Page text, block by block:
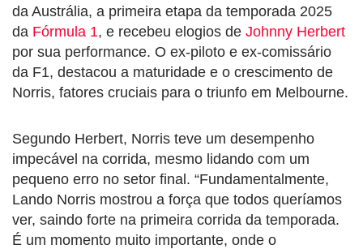
da Austrália, a primeira etapa da temporada 2025
da Fórmula 1, e recebeu elogios de Johnny Herbert
por sua performance. O ex-piloto e ex-comissário
da F1, destacou a maturidade e o crescimento de
Norris, fatores cruciais para o triunfo em Melbourne.
Segundo Herbert, Norris teve um desempenho
impecável na corrida, mesmo lidando com um
pequeno erro no setor final. “Fundamentalmente,
Lando Norris mostrou a força que todos queríamos
ver, saindo forte na primeira corrida da temporada.
É um momento muito importante, onde o